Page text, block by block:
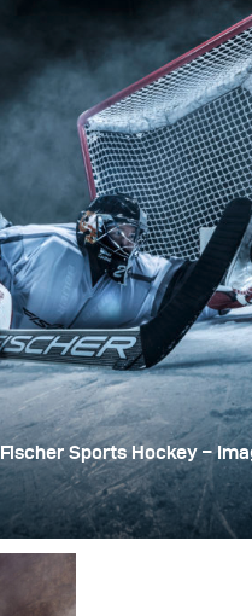
Sports Hockey –
and I for the record didn’t